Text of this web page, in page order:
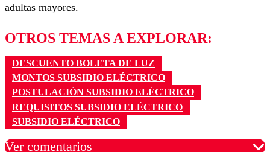
adultas mayores.
OTROS TEMAS A EXPLORAR:
DESCUENTO BOLETA DE LUZ
MONTOS SUBSIDIO ELÉCTRICO
POSTULACIÓN SUBSIDIO ELÉCTRICO
REQUISITOS SUBSIDIO ELÉCTRICO
SUBSIDIO ELÉCTRICO
Ver comentarios